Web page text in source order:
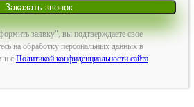
заявку", вы подтверждаете свое
на обработку персональных данных в
и с Политикой конфиденциальности сайта